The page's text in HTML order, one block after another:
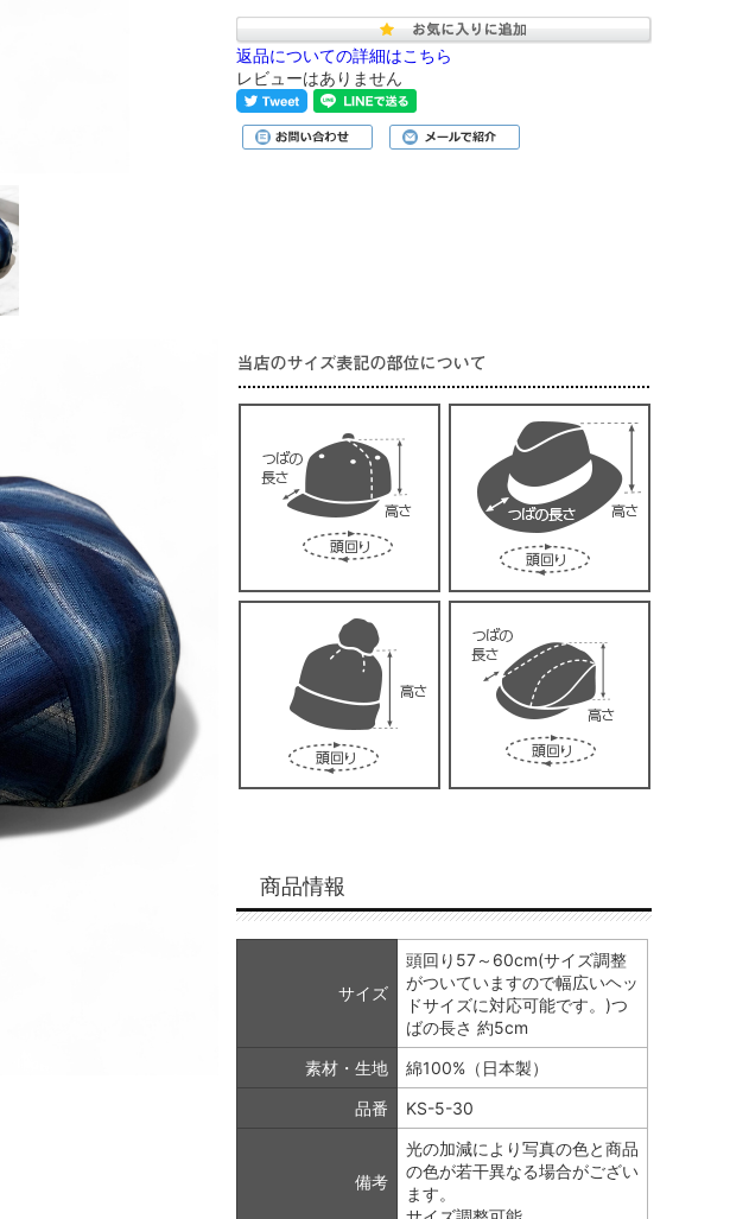
返品についての詳細はこちら
レビューはありません
商品情報
サイズ
頭回り57～60cm(サイズ調整
がついていますので幅広いヘッ
ドサイズに対応可能です。)つ
ばの長さ 約5cm
素材・生地
綿100%（日本製）
品番
KS-5-30
備考
光の加減により写真の色と商品
の色が若干異なる場合がござい
ます。